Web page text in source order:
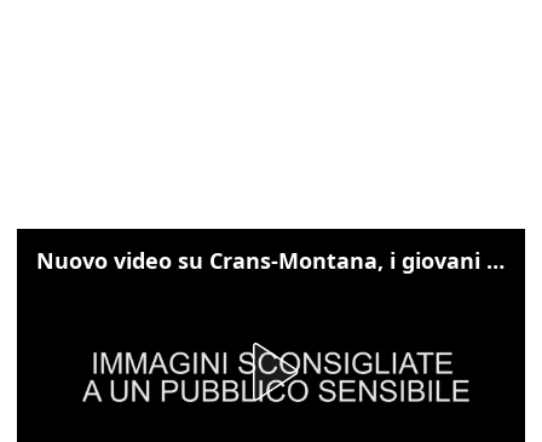
Nuovo video su Crans-Montana, i giovani cercano di sfondare le vetrate